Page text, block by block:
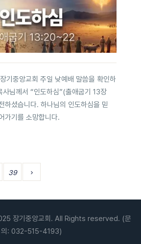
기중앙교회 주일 낮예배 말씀을 확인하
사님께서 “인도하심”(출애굽기 13장
하셨습니다. 하나님의 인도하심을 믿
가기를 소망합니다.
39
장기중앙교회. All Rights reserved. (문
의: 032-515-4193)